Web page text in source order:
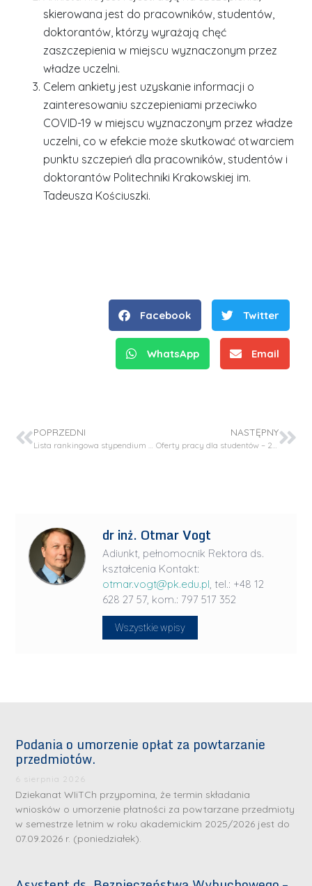
skierowana jest do pracowników, studentów,
doktorantów, którzy wyrażają chęć
zaszczepienia w miejscu wyznaczonym przez
władze uczelni.
Celem ankiety jest uzyskanie informacji o
zainteresowaniu szczepieniami przeciwko
COVID-19 w miejscu wyznaczonym przez władze
uczelni, co w efekcie może skutkować otwarciem
punktu szczepień dla pracowników, studentów i
doktorantów Politechniki Krakowskiej im.
Tadeusza Kościuszki.
Facebook Twitter
WhatsApp Email
POPRZEDNI
Lista rankingowa stypendium rektora studia II stopnia semestr letni rok akademicki 2020/2021
NASTĘPNY
Oferty pracy dla studentów – 2 stypendia w ramach projektu realizowanego w ramach Projektu TEAM TECH
dr inż. Otmar Vogt
Adiunkt, pełnomocnik Rektora ds.
kształcenia Kontakt:
otmar.vogt@pk.edu.pl, tel.: +48 12
628 27 57, kom.: 797 517 352
Wszystkie wpisy
Podania o umorzenie opłat za powtarzanie
przedmiotów.
6 sierpnia 2026
Dziekanat WIiTCh przypomina, że termin składania
wniosków o umorzenie płatności za powtarzane przedmioty
w semestrze letnim w roku akademickim 2025/2026 jest do
07.09.2026 r. (poniedziałek).